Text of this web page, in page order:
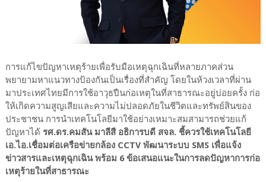
การแก้ไขปัญหาเหตุร้ายเพื่อรับมือเหตุฉุกเฉินที่หลายภาคส่วน
พยายามหาแนวทางป้องกันเป็นเรื่องที่สำคัญ โดยในห้วงเวลาที่ผ่าน
มาประเทศไทยมีการใช้อาวุธปืนก่อเหตุในที่สาธารณะอยู่บ่อยครั้ง ก่อ
ให้เกิดความสูญเสียและความไม่ปลอดภัยในชีวิตและทรัพย์สินของ
ประชาชน การนำเทคโนโลยีมาใช้อย่างเหมาะสมสามารถช่วยแก้
ปัญหาได้ รศ.ดร.คมสัน มาลีสี อธิการบดี สจล. ชี้ควรใช้เทคโนโลยี
เอ.ไอ.เชื่อมต่อเครือข่ายกล้อง CCTV พัฒนาระบบ SMS เพื่อแจ้ง
ข่าวสารและเหตุฉุกเฉิน พร้อม 6 ข้อเสนอแนะในการลดปัญหาการก่อ
เหตุร้ายในที่สาธารณะ